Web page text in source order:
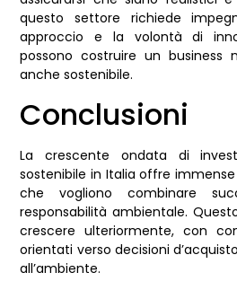
questo settore richiede
approccio e la volontà di
possono costruire un business
anche sostenibile.
Conclusioni
La crescente ondata di
sostenibile in Italia offre
che vogliono combinare
responsabilità ambientale.
crescere ulteriormente, con
orientati verso decisioni
all’ambiente.